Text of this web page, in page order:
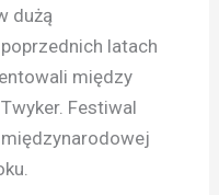
dużą
latach
między
Festiwal